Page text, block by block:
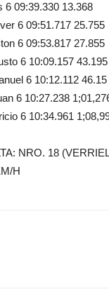
6 09:39.330 13.368
6 09:51.717 25.755
6 09:53.817 27.855
6 10:09.157 43.195
6 10:12.112 46.15
6 10:27.238
6 10:34.961
NRO. 18
H